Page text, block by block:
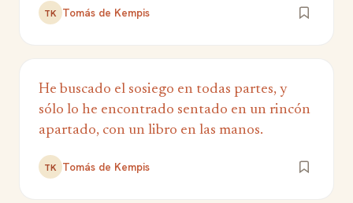
TK Tomás de Kempis
He buscado el sosiego en todas partes, y
sólo lo he encontrado sentado en un rincón
apartado, con un libro en las manos.
TK Tomás de Kempis